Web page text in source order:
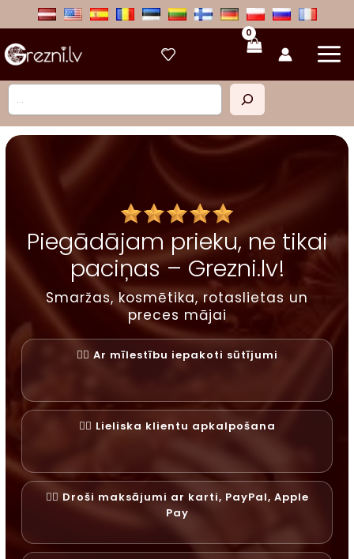
Meklēt
Piegādājam prieku, ne tikai
paciņas – Grezni.lv!
Smaržas, kosmētika, rotaslietas un
preces mājai
✓⃝ Ar mīlestību iepakoti sūtījumi
✓⃝ Lieliska klientu apkalpošana
✓⃝ Droši maksājumi ar karti, PayPal, Apple
Pay